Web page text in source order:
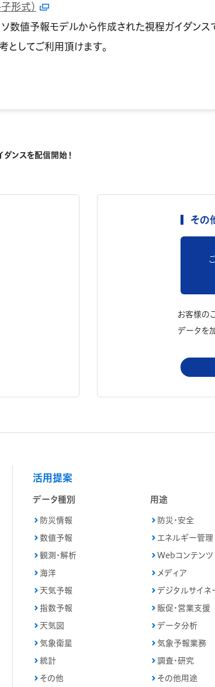
形式）
数値予報モデルから作成された視程ガイダンス
してご利用頂けます。
ンスを配信開始！
その
お客様の
データを
活用提案
データ種別
防災情報
数値予報
観測・解析
海洋
天気予報
指数予報
天気図
気象衛星
統計
その他
用途
防災・安全
エネルギー管理
Webコンテンツ
メディア
デジタルサイネ
販促・営業支援
データ分析
気象予報業務
調査・研究
その他用途